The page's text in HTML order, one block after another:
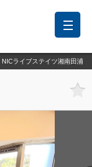
NICライブステイツ湘南田浦